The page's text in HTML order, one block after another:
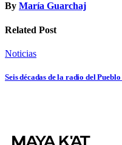
By María Guarchaj
Related Post
Noticias
Seis décadas de la radio del